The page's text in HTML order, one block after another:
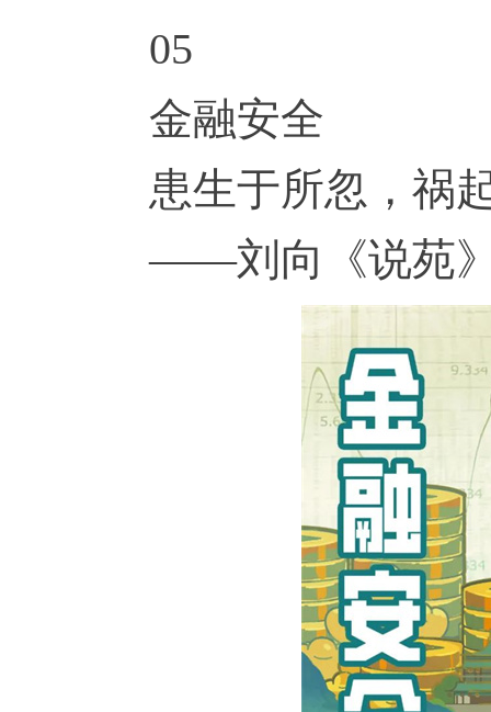
05
金融安全
患生于所忽，祸
——刘向《说苑